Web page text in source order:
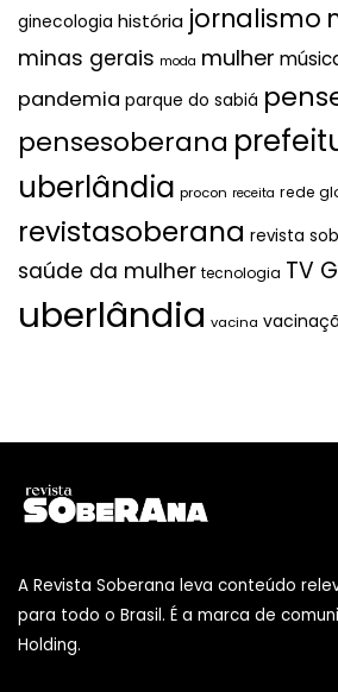
ginecologia história jornalismo
minas gerais moda mulher
pandemia parque do sabiá
pensesoberana
uberlândia procon receita rede
revistasoberana revista
saúde da mulher tecnologia TV
uberlândia vacina
A Revista Soberana leva conteúdo
para todo o Brasil. É a marca de
Holding.